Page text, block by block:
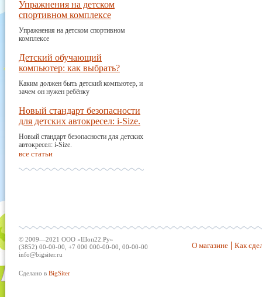
Упражнения на детском
спортивном комплексе
Упражнения на детском спортивном
комплексе
Детский обучающий
компьютер: как выбрать?
Каким должен быть детский компьютер, и
зачем он нужен ребёнку
Новый стандарт безопасности
для детских автокресел: i-Size.
Новый стандарт безопасности для детских
автокресел: i-Size.
все статьи
© 2009—2021 ООО «Шоп22.Ру»
(3852) 00-00-00, +7 000 000-00-00, 00-00-00
info@bigsiter.ru
Сделано в BigSiter
О магазине Как